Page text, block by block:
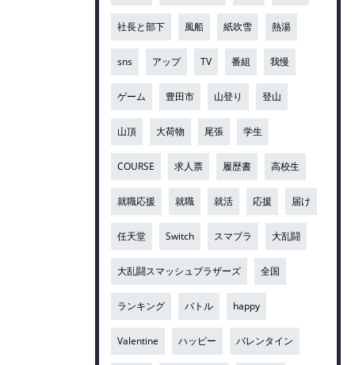
社長と部下 風船 紙吹雪 熱湯
sns アップ TV 番組 我慢
ゲーム 豊田市 山登り 登山
山頂 大荷物 尾張 学生
COURSE 求人票 履歴書 高校生
就職応援 就職 就活 応援 届け
任天堂 Switch スマブラ 大乱闘
大乱闘スマッシュブラザーズ 全国
ランキング バトル happy
Valentine ハッピー バレンタイン